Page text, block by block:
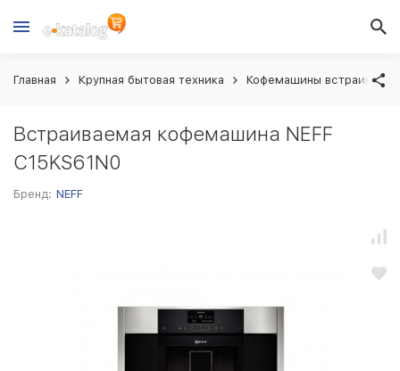
Главная Крупная бытовая техника Кофемашины
Встраиваемая кофемашина NEFF
C15KS61N0
Бренд: NEFF